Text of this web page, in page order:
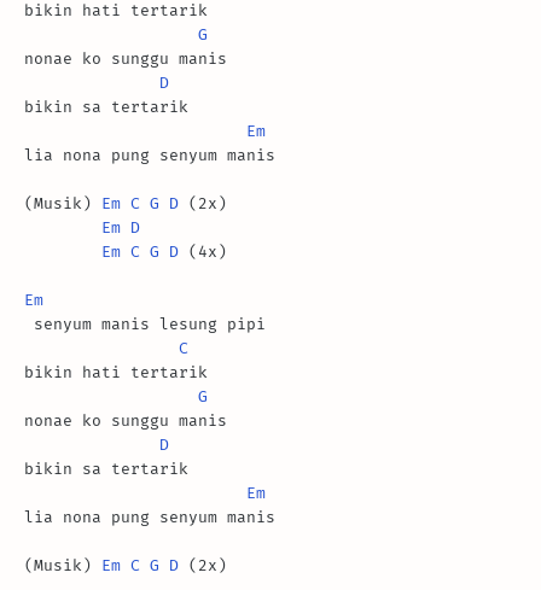
bikin hati tertarik
G
nonae ko sunggu manis
D
bikin sa tertarik
Em
lia nona pung senyum manis
(Musik) Em C G D (2x)
Em D
Em C G D (4x)
Em
senyum manis lesung pipi
C
bikin hati tertarik
G
nonae ko sunggu manis
D
bikin sa tertarik
Em
lia nona pung senyum manis
(Musik) Em C G D (2x)